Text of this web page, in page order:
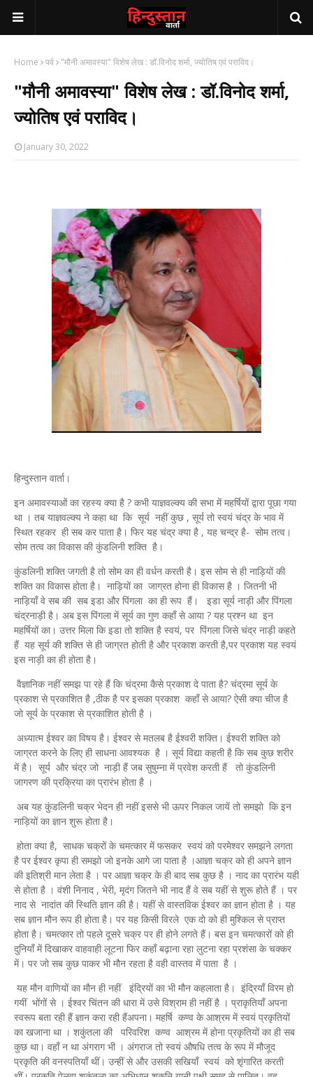
Home पर्व "मौनी अमावस्या" विशेष लेख : डॉ.विनोद शर्मा, ज्योतिष एवं पराविद।
"मौनी अमावस्या" विशेष लेख : डॉ.विनोद शर्मा,
ज्योतिष एवं पराविद।
January 30, 2022
हिन्दुस्तान वार्ता।
इन अमावस्याओं का रहस्य क्या है ? कभी याज्ञवल्क्य की सभा में महर्षियों द्वारा पूछा गया
था । तब याज्ञवल्क्य ने कहा था कि सूर्य नहीं कुछ , सूर्य तो स्वयं चंद्र के भाव में
स्थित रहकर ही सब कर पाता है। फिर यह चंद्र क्या है , यह चन्द्र है- सोम तत्व।
सोम तत्व का विकास की कुंडलिनी शक्ति है।
कुंडलिनी शक्ति जगती है तो सोम का ही वर्धन करती है। इस सोम से ही नाड़ियों की
शक्ति का विकास होता है। नाड़ियों का जाग्रत होना ही विकास है । जितनी भी
नाड़ियाँ वे सब की सब इडा और पिंगला का ही रूप हैं। इडा सूर्य नाड़ी और पिंगला
चंद्रनाड़ी है। अब इस पिंगला में सूर्य का गुण कहाँ से आया ? यह प्रश्न था इन
महर्षियों का। उत्तर मिला कि इडा तो शक्ति है स्वयं, पर पिंगला जिसे चंद्र नाड़ी कहते
हैं यह सूर्य की शक्ति से ही जाग्रत होती है और प्रकाश करती है,पर प्रकाश यह स्वयं
इस नाड़ी का ही होता है।
वैज्ञानिक नहीं समझ पा रहे हैं कि चंद्रमा कैसे प्रकाश दे पाता है? चंद्रमा सूर्य के
प्रकाश से प्रकाशित है ,ठीक है पर इसका प्रकाश कहाँ से आया? ऐसी क्या चीज है
जो सूर्य के प्रकाश से प्रकाशित होती है ।
अध्यात्म ईश्वर का विषय है। ईश्वर से मतलब है ईश्वरी शक्ति। ईश्वरी शक्ति को
जाग्रत करने के लिए ही साधना आवश्यक है । सूर्य विद्या कहती है कि सब कुछ शरीर
में है। सूर्य और चंद्र जो नाड़ी हैं जब सुषुम्ना में प्रवेश करती हैं तो कुंडलिनी
जागरण की प्रक्रिया का प्रारंभ होता है ।
अब यह कुंडलिनी चक्र भेदन ही नहीं इससे भी ऊपर निकल जायें तो समझो कि इन
नाड़ियों का ज्ञान शुरू होता है।
होता क्या है, साधक चक्रों के चमत्कार में फसकर स्वयं को परमेश्वर समझने लगता
है पर ईश्वर कृपा ही समझो जो इनके आगे जा पाता है ।आज्ञा चक्र को ही अपने ज्ञान
की इतिश्री मान लेता है । पर आज्ञा चक्र के ही बाद सब कुछ है । नाद का प्रारंभ यहीं
से होता है । वंशी निनाद , भेरी, मृदंग जितने भी नाद हैं वे सब यहीं से शुरू होते हैं । पर
नाद से नादांत की स्थिति ज्ञान की है। यहीं से वास्तविक ईश्वर का ज्ञान होता है । यह
सब ज्ञान मौन रूप ही होता है। पर यह किसी विरले एक दो को ही मुश्किल से प्राप्त
होता है। चमत्कार तो पहले दूसरे चक्र पर ही होने लगते हैं। बस इन चमत्कारों को ही
दुनियाँ में दिखाकर वाहवाही लूटना फिर कहाँ बढ़ाना रहा लुटना रहा प्रशंसा के चक्कर
में। पर जो सब कुछ पाकर भी मौन रहता है वही वास्तव में पाता है ।
यह मौन वाणियों का मौन ही नहीं इंद्रियों का भी मौन कहलाता है। इंद्रियाँ विरम हो
गयीं भोंगों से । ईश्वर चिंतन की धारा में उसे विश्राम ही नहीं है । प्राकृतियाँ अपना
स्वरूप बता रही हैं ज्ञान करा रही हैंअपना। महर्षि कण्व के आश्रम में स्वयं प्रकृतियों
का खजाना था । शकुंतला की परिवरिश कण्व आश्रम में होना प्रकृतियों का ही सब
कुछ था। वहाँ न था अंगराग भी । अंगराज तो स्वयं औषधि तत्व के रूप में मौजूद
प्रकृति की वनस्पतियाँ थीं। उन्हीं से और उसकी सखियाँ स्वयं को शृंगारित करती